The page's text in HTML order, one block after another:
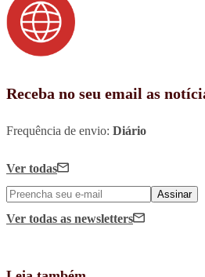
Receba no seu email as
Frequência de envio: Diário
Ver todas
Assinar
Ver todas as newsletters